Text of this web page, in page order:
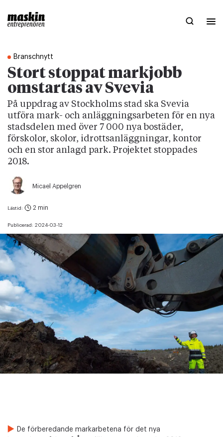
Branschnytt
Stort stoppat markjobb
omstartas av Svevia
På uppdrag av Stockholms stad ska Svevia
utföra mark- och anläggningsarbeten för en nya
stadsdelen med över 7 000 nya bostäder,
förskolor, skolor, idrottsanläggningar, kontor
och en stor anlagd park. Projektet stoppades
2018.
Micael Appelgren
Publicerad: 2024-03-12
Lästid: 2 min
De förberedande markarbetena för det nya